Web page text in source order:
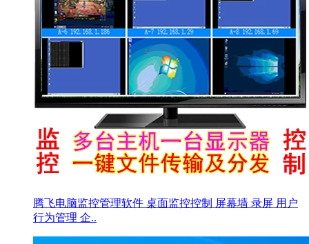
腾飞电脑监控管理软件 桌面监控控制 屏幕墙 录屏 用户
行为管理 企..